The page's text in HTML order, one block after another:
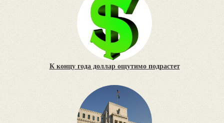
К концу года доллар ощутимо подрастет